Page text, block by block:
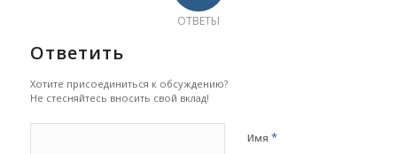
ОТВЕТЫ
Ответить
Хотите присоединиться к обсуждению?
Не стесняйтесь вносить свой вклад!
Имя *